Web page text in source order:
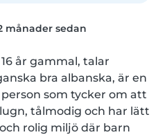
månader sedan
år gammal, talar
bra albanska, är en
som tycker om att
tålmodig och har lätt
rolig miljö där barn